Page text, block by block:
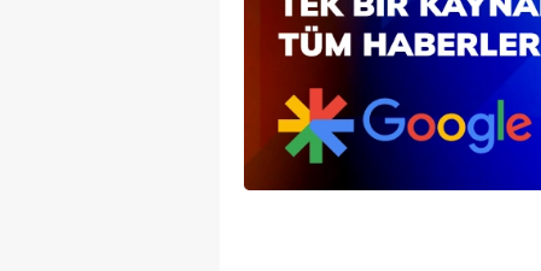
mevzuata uygun olarak